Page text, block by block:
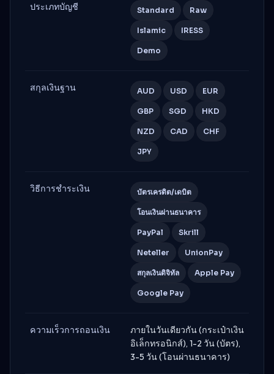
ประเภทบัญชี Standard Raw
Islamic IRESS
Demo
สกุลเงินฐาน AUD USD EUR
GBP SGD HKD
NZD CAD CHF
JPY
วิธีการชำระเงิน บัตรเครดิต/เดบิต
โอนเงินผ่านธนาคาร
PayPal Skrill
Neteller UnionPay
สกุลเงินดิจิทัล Apple Pay
Google Pay
ความเร็วการถอนเงิน
ภายในวันเดียวกัน (กระเป๋าเงิน
อิเล็กทรอนิกส์), 1-2 วัน (บัตร),
3-5 วัน (โอนผ่านธนาคาร)